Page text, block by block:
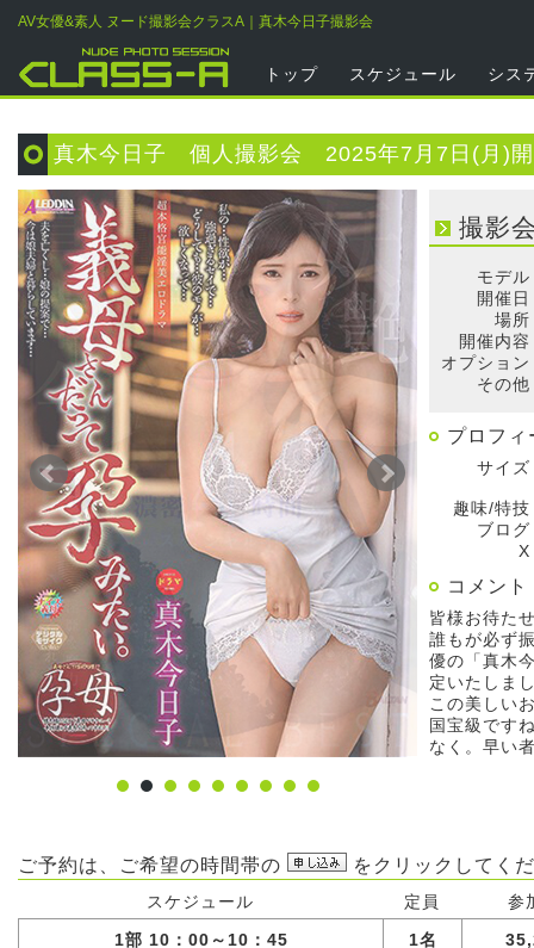
AV女優&素人 ヌード撮影会クラスA｜真木今日子撮影会
トップ スケジュール シス
真木今日子 個人撮影会 2025年7月7日(月)
撮影
モデル
開催
場所
開催内容
オプション
その他
プロフィ
サイズ
趣味/特技
ブログ
X
コメント
皆様お待た
誰もが必ず
優の「真木
定いたしま
この美しい
国宝級です
なく。早い
ご予約は、ご希望の時間帯の をクリックしてく
スケジュール 定員
参
1部 10：00～10：45
1名